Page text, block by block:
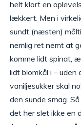
helt klart en
lækkert. Men i
sundt (næsten)
nemlig ret nemt at
komme lidt spinat,
lidt blomkål i – uden
vaniljesukker skal
den sunde smag.
det her slet ikke en